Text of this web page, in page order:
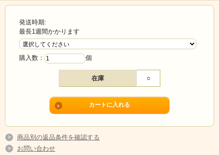
飛騨山味屋は
発送時期:
最長1週間かかります
購入数： 個
在庫 ○
商品別の返品条件を確認する
お問い合わせ